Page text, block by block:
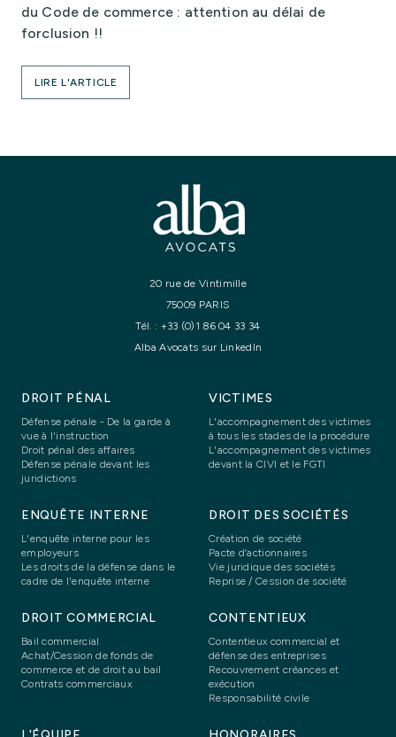
du Code de commerce : attention au délai de
forclusion !!
LIRE L'ARTICLE
20 rue de Vintimille
75009 PARIS
Tél. : +33 (0)1 86 04 33 34
Alba Avocats sur LinkedIn
DROIT PÉNAL
Défense pénale - De la garde à
vue à l'instruction
Droit pénal des affaires
Défense pénale devant les
juridictions
VICTIMES
L'accompagnement des victimes
à tous les stades de la procédure
L'accompagnement des victimes
devant la CIVI et le FGTI
ENQUÊTE INTERNE
L'enquête interne pour les
employeurs
Les droits de la défense dans le
cadre de l'enquête interne
DROIT DES SOCIÉTÉS
Création de société
Pacte d’actionnaires
Vie juridique des sociétés
Reprise / Cession de société
DROIT COMMERCIAL
Bail commercial
Achat/Cession de fonds de
commerce et de droit au bail
Contrats commerciaux
CONTENTIEUX
Contentieux commercial et
défense des entreprises
Recouvrement créances et
exécution
Responsabilité civile